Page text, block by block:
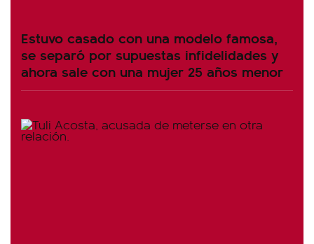
Estuvo casado con una modelo famosa,
se separó por supuestas infidelidades y
ahora sale con una mujer 25 años menor